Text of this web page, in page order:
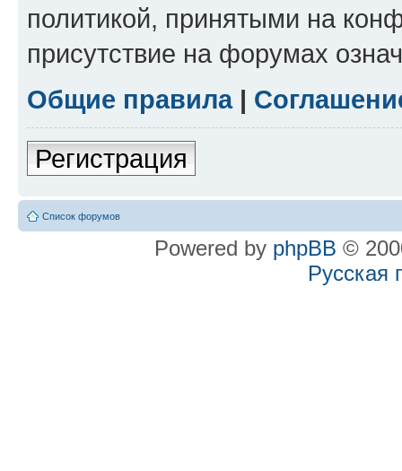
политикой, принятыми на
присутствие на форумах
Общие правила|
Регистрация
Список форумов
Powered by phpBB ©
Русская